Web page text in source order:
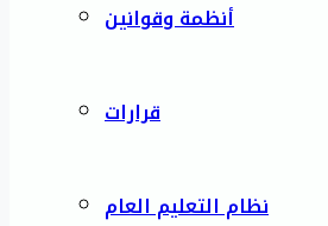
أنظمة وقوانين
قرارات
نظام التعليم العام